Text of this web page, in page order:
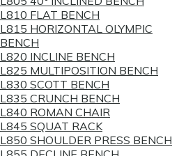
L810 FLAT BENCH
L815 HORIZONTAL OLYMPIC
BENCH
L820 INCLINE BENCH
L825 MULTIPOSITION BENCH
L830 SCOTT BENCH
L835 CRUNCH BENCH
L840 ROMAN CHAIR
L845 SQUAT RACK
L850 SHOULDER PRESS BENCH